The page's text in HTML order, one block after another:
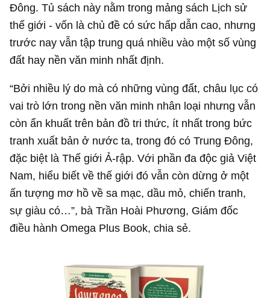
Đông. Tủ sách này nằm trong mảng sách Lịch sử
thế giới - vốn là chủ đề có sức hấp dẫn cao, nhưng
trước nay vẫn tập trung quá nhiều vào một số vùng
đất hay nền văn minh nhất định.
“Bởi nhiều lý do mà có những vùng đất, châu lục có
vai trò lớn trong nền văn minh nhân loại nhưng vẫn
còn ẩn khuất trên bản đồ tri thức, ít nhất trong bức
tranh xuất bản ở nước ta, trong đó có Trung Đông,
đặc biệt là Thế giới Ả-rập. Với phần đa độc giả Việt
Nam, hiểu biết về thế giới đó vẫn còn dừng ở một
ấn tượng mơ hồ về sa mạc, dầu mỏ, chiến tranh,
sự giàu có…”, bà Trần Hoài Phương, Giám đốc
điều hành Omega Plus Book, chia sẻ.